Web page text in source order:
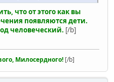
что от этого как вы
появляются дети.
человеческий. [/b]
Милосердного! [/b]